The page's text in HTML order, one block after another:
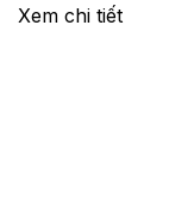
Xem chi tiết